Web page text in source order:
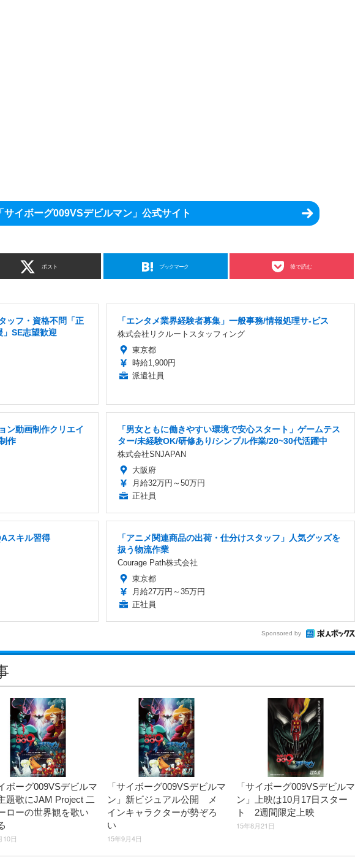
「サイボーグ009VSデビルマン」公式サイト
ポスト ブックマーク 後で読む
ッフ・資格不問「正
SE志望歓迎
「エンタメ業界経験者募集」一般事務/情報処理サ-ビス
株式会社リクルートスタッフィング
東京都
時給1,900円
派遣社員
ン動画制作クリエイ
作
「男女ともに働きやすい環境で安心スタート」ゲームテス
ター/未経験OK/研修あり/シンプル作業/20~30代活躍中
株式会社SNJAPAN
大阪府
月給32万円～50万円
正社員
スキル習得
「アニメ関連商品の出荷・仕分けスタッフ」人気グッズを
扱う物流作業
Courage Path株式会社
東京都
月給27万円～35万円
正社員
Sponsored by
ボーグ009VSデビルマ
題歌にJAM Project 二
ローの世界観を歌い
10日
「サイボーグ009VSデビルマ
ン」新ビジュアル公開 メ
インキャラクターが勢ぞろ
い
15年9月4日
「サイボーグ009VSデビルマ
ン」上映は10月17日スター
ト 2週間限定上映
15年8月21日